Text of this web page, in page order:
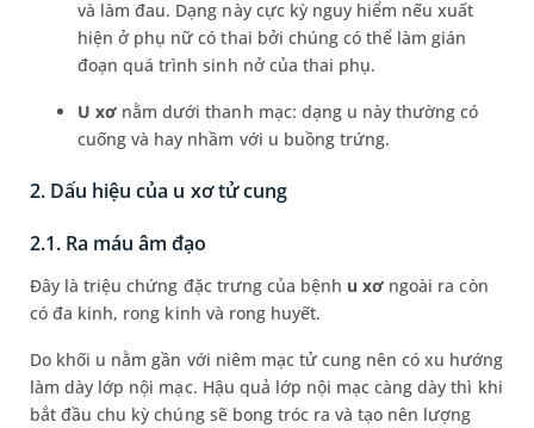
và làm đau. Dạng này cực kỳ nguy hiểm nếu xuất
hiện ở phụ nữ có thai bởi chúng có thể làm gián
đoạn quá trình sinh nở của thai phụ.
U xơ nằm dưới thanh mạc: dạng u này thường có
cuống và hay nhầm với u buồng trứng.
2. Dấu hiệu của u xơ tử cung
2.1. Ra máu âm đạo
Đây là triệu chứng đặc trưng của bệnh u xơ ngoài ra còn
có đa kinh, rong kinh và rong huyết.
Do khối u nằm gần với niêm mạc tử cung nên có xu hướng
làm dày lớp nội mạc. Hậu quả lớp nội mạc càng dày thì khi
bắt đầu chu kỳ chúng sẽ bong tróc ra và tạo nên lượng